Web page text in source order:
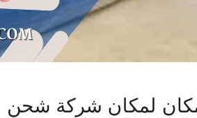
مكان لمكان شركة